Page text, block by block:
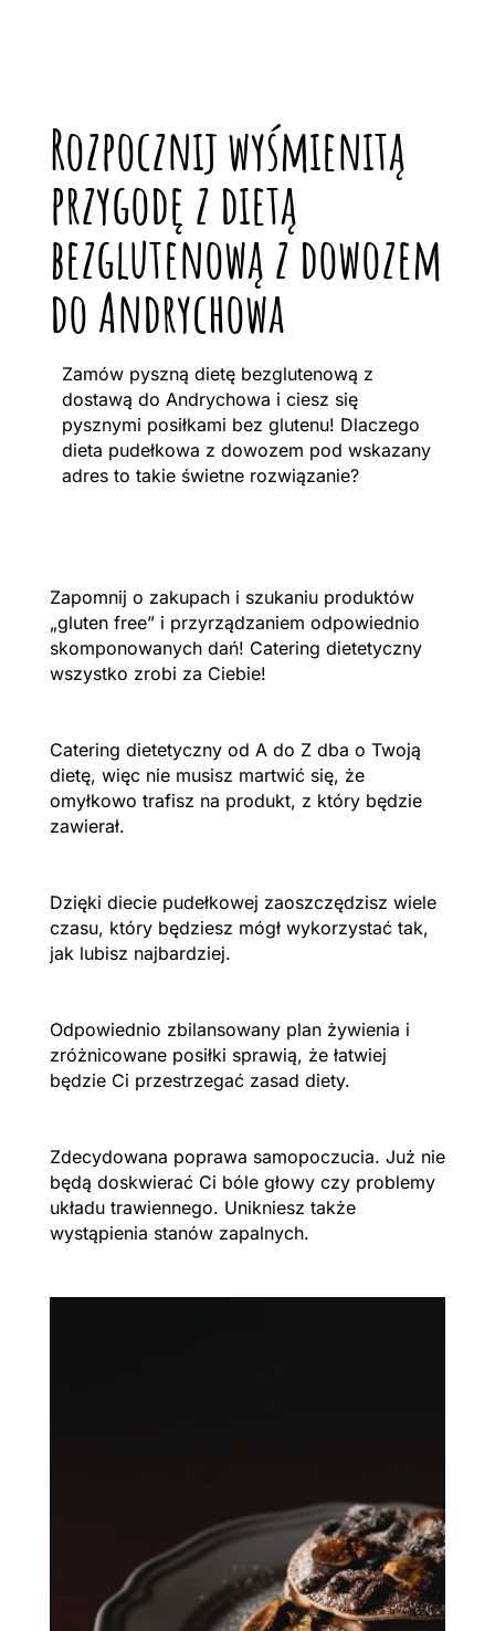
Rozpocznij wyśmienitą
przygodę z dietą
bezglutenową z dowozem
do Andrychowa
Zamów pyszną dietę bezglutenową z
dostawą do Andrychowa i ciesz się
pysznymi posiłkami bez glutenu! Dlaczego
dieta pudełkowa z dowozem pod wskazany
adres to takie świetne rozwiązanie?
Zapomnij o zakupach i szukaniu produktów
„gluten free” i przyrządzaniem odpowiednio
skomponowanych dań! Catering dietetyczny
wszystko zrobi za Ciebie!
Catering dietetyczny od A do Z dba o Twoją
dietę, więc nie musisz martwić się, że
omyłkowo trafisz na produkt, z który będzie
zawierał.
Dzięki diecie pudełkowej zaoszczędzisz wiele
czasu, który będziesz mógł wykorzystać tak,
jak lubisz najbardziej.
Odpowiednio zbilansowany plan żywienia i
zróżnicowane posiłki sprawią, że łatwiej
będzie Ci przestrzegać zasad diety.
Zdecydowana poprawa samopoczucia. Już nie
będą doskwierać Ci bóle głowy czy problemy
układu trawiennego. Unikniesz także
wystąpienia stanów zapalnych.